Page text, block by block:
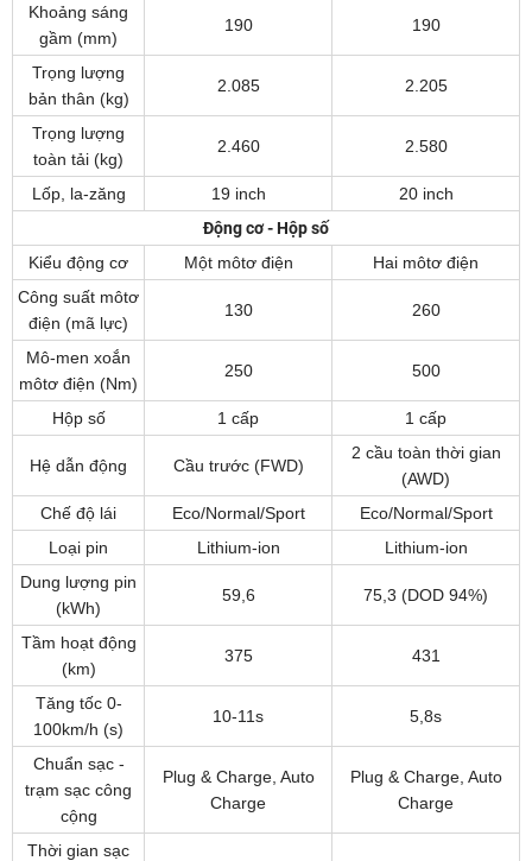
Khoảng sáng
gầm (mm)
190 190
Trọng lượng
bản thân (kg)
2.085 2.205
Trọng lượng
toàn tải (kg)
2.460 2.580
Lốp, la-zăng 19 inch
20 inch
Động cơ - Hộp số
Kiểu động cơ
Một môtơ điện
Hai môtơ điện
Công suất môtơ
điện (mã lực)
130 260
Mô-men xoắn
môtơ điện (Nm)
250 500
Hộp số 1 cấp 1 cấp
Hệ dẫn động Cầu trước (FWD)
2 cầu toàn thời gian
(AWD)
Chế độ lái
Eco/Normal/Sport
Eco/Normal/Sport
Loại pin
Lithium-ion
Lithium-ion
Dung lượng pin
(kWh)
59,6 75,3 (DOD 94%)
Tầm hoạt động
(km)
375 431
Tăng tốc 0-
100km/h (s)
10-11s 5,8s
Chuẩn sạc -
trạm sạc công
cộng
Plug & Charge, Auto
Charge
Plug & Charge, Auto
Charge
Thời gian sạc